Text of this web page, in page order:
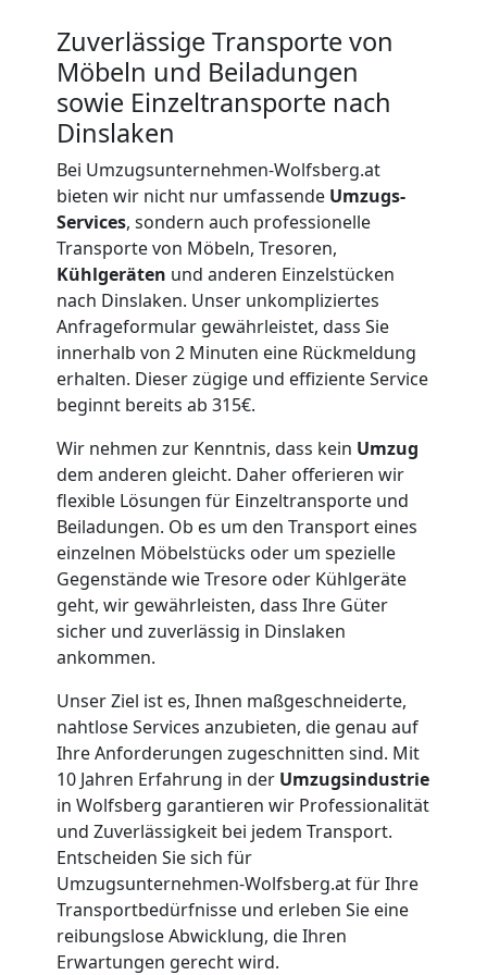
Zuverlässige Transporte von
Möbeln und Beiladungen
sowie Einzeltransporte nach
Dinslaken
Bei Umzugsunternehmen-Wolfsberg.at
bieten wir nicht nur umfassende Umzugs-
Services, sondern auch professionelle
Transporte von Möbeln, Tresoren,
Kühlgeräten und anderen Einzelstücken
nach Dinslaken. Unser unkompliziertes
Anfrageformular gewährleistet, dass Sie
innerhalb von 2 Minuten eine Rückmeldung
erhalten. Dieser zügige und effiziente Service
beginnt bereits ab 315€.
Wir nehmen zur Kenntnis, dass kein Umzug
dem anderen gleicht. Daher offerieren wir
flexible Lösungen für Einzeltransporte und
Beiladungen. Ob es um den Transport eines
einzelnen Möbelstücks oder um spezielle
Gegenstände wie Tresore oder Kühlgeräte
geht, wir gewährleisten, dass Ihre Güter
sicher und zuverlässig in Dinslaken
ankommen.
Unser Ziel ist es, Ihnen maßgeschneiderte,
nahtlose Services anzubieten, die genau auf
Ihre Anforderungen zugeschnitten sind. Mit
10 Jahren Erfahrung in der Umzugsindustrie
in Wolfsberg garantieren wir Professionalität
und Zuverlässigkeit bei jedem Transport.
Entscheiden Sie sich für
Umzugsunternehmen-Wolfsberg.at für Ihre
Transportbedürfnisse und erleben Sie eine
reibungslose Abwicklung, die Ihren
Erwartungen gerecht wird.
Wolfsberg
Umzug
und
Lagerung
Wolfsberg
Full-
Service-
Umzug
Wolfsberg
Qualitäts-
Umzüge
Wolfsberg
Vereinsumzug
Wolfsberg
Anfrage